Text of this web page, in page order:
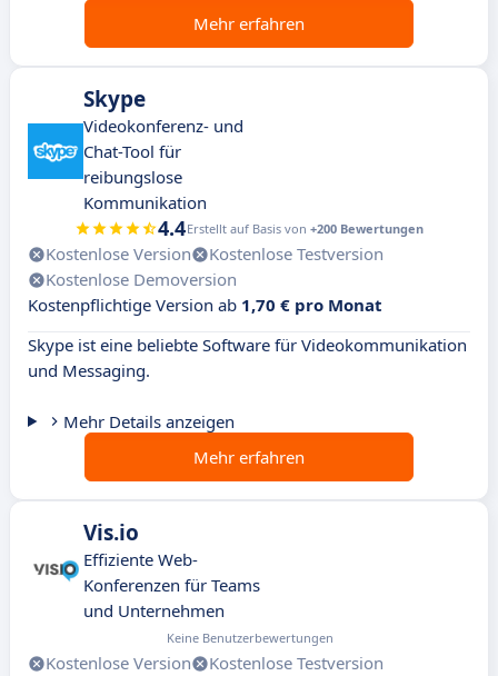
Mehr erfahren
Skype
Videokonferenz- und
Chat-Tool für
reibungslose
Kommunikation
4.4Erstellt auf Basis von +200 Bewertungen
Kostenlose Version
Kostenlose Testversion
Kostenlose Demoversion
Kostenpflichtige Version ab 1,70 € pro Monat
Skype ist eine beliebte Software für Videokommunikation
und Messaging.
Mehr Details anzeigen
Mehr erfahren
Vis.io
Effiziente Web-
Konferenzen für Teams
und Unternehmen
Keine Benutzerbewertungen
Kostenlose Version
Kostenlose Testversion